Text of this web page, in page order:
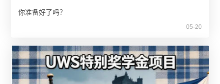
你准备好了吗？
05-20